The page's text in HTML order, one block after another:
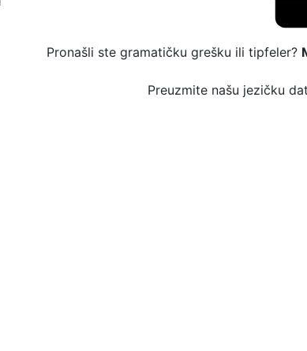
Pronašli ste gramatičku grešku ili tipfeler?
Preuzmite našu jezičku